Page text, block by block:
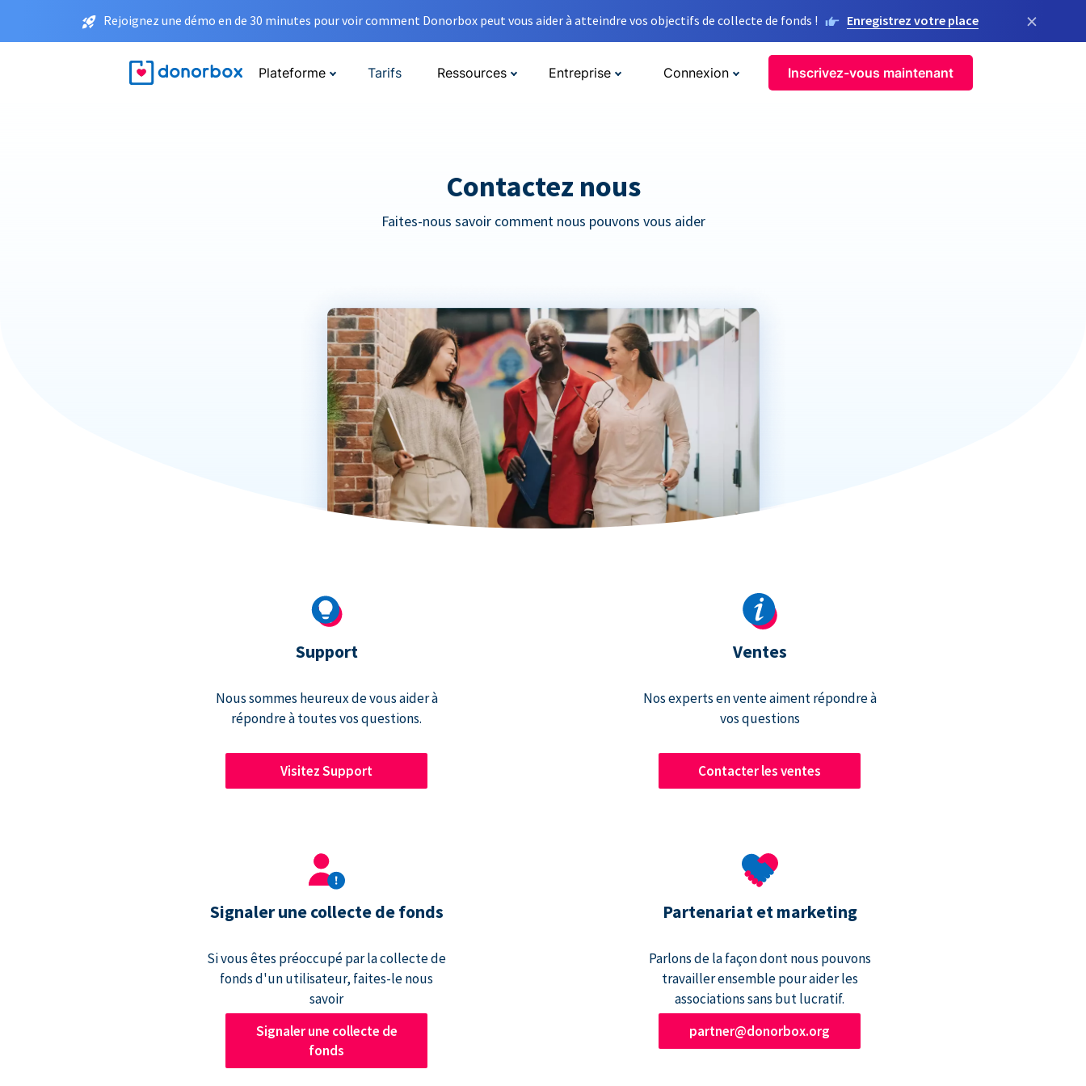
Rejoignez une démo en de 30 minutes pour voir comment Donorbox peut vous aider à atteindre vos objectifs de collecte de fonds ! Enregistrez votre place ×
Plateforme Tarifs Ressources Entreprise Connexion Inscrivez-vous maintenant
Contactez nous
Faites-nous savoir comment nous pouvons vous aider
Support
Nous sommes heureux de vous aider à
répondre à toutes vos questions.
Visitez Support
Ventes
Nos experts en vente aiment répondre à
vos questions
Contacter les ventes
Signaler une collecte de fonds
Si vous êtes préoccupé par la collecte de
fonds d'un utilisateur, faites-le nous
savoir
Signaler une collecte de
fonds
Partenariat et marketing
Parlons de la façon dont nous pouvons
travailler ensemble pour aider les
associations sans but lucratif.
partner@donorbox.org